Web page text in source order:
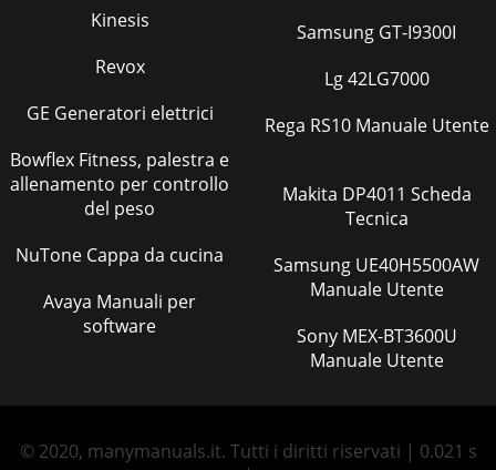
Kinesis
Revox
GE Generatori elettrici
Bowflex Fitness, palestra e
allenamento per controllo
del peso
NuTone Cappa da cucina
Avaya Manuali per
software
Samsung GT-I9300I
Lg 42LG7000
Rega RS10 Manuale Utente
Makita DP4011 Scheda
Tecnica
Samsung UE40H5500AW
Manuale Utente
Sony MEX-BT3600U
Manuale Utente
© 2020, manymanuals.it. Tutti i diritti riservati | 0.021 s